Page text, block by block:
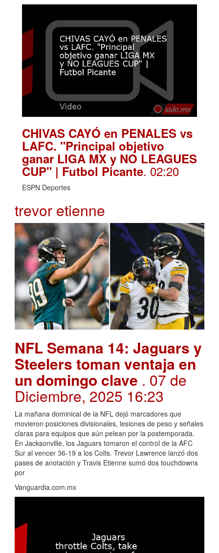
CHIVAS CAYÓ en PENALES vs
LAFC. "Principal objetivo
ganar LIGA MX y NO LEAGUES
CUP" | Futbol Picante. 02:20
ESPN Deportes
trevor etienne
NFL Semana 14: Jaguars y
Steelers toman ventaja en
un domingo clave . 07 de
Diciembre, 2025 16:23
La mañana dominical de la NFL dejó marcadores que
movieron posiciones divisionales, lesiones de peso y señales
claras para equipos que aún pelean por la postemporada.
En Jacksonville, los Jaguars tomaron el control de la AFC
Sur al vencer 36-19 a los Colts. Trevor Lawrence lanzó dos
pases de anotación y Travis Etienne sumó dos touchdowns
por
Vanguardia.com.mx